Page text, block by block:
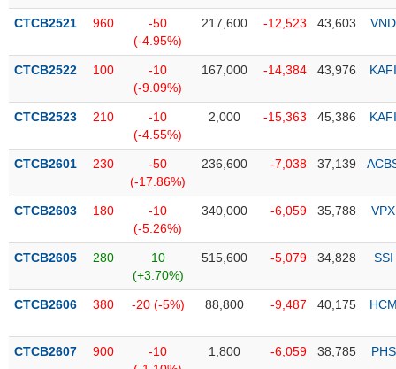
Trạng
cổ
Quy
thị
Niêm
Niêm
mới
yết
bổ
CTCB2521 960
-50
(-4.95%)
217,600 -12,523 43,603 VND
CTCB2522 100
-10
(-9.09%)
167,000 -14,384 43,976 KAFI
CTCB2523 210
-10
(-4.55%)
2,000 -15,363 45,386 KAFI
CTCB2601 230
-50
(-17.86%)
236,600 -7,038 37,139
CTCB2603 180
-10
(-5.26%)
340,000 -6,059 35,788 VPX
CTCB2605 280
10
(+3.70%)
515,600 -5,079 34,828 SSI
CTCB2606 380 -20 (-5%) 88,800 -9,487 40,175
CTCB2607 900
-10
1,800 -6,059 38,785 PHS
NGÀNH
CỔ
PHÁI